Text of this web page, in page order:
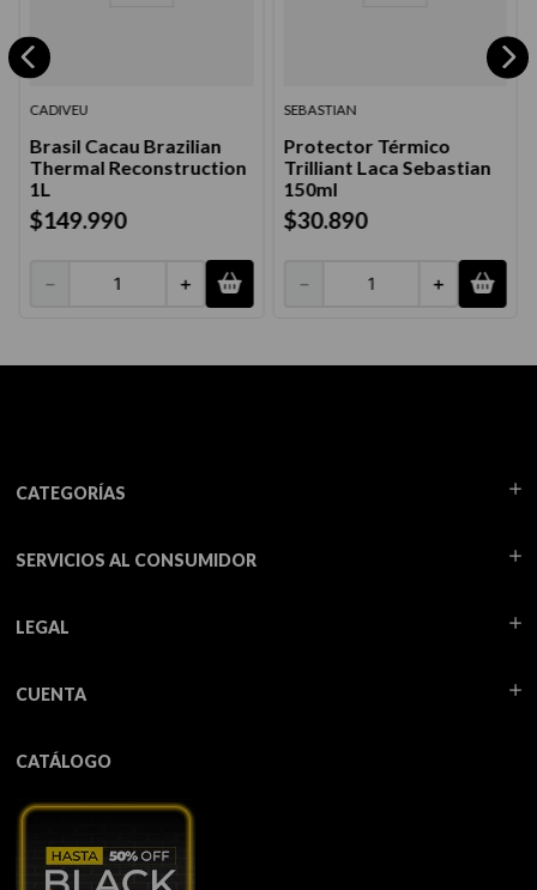
CADIVEU
Brasil Cacau Brazilian
Thermal Reconstruction
1L
$149.990
＋
－
SEBASTIAN
Protector Térmico
Trilliant Laca Sebastian
150ml
$30.890
＋
－
CATEGORÍAS
SERVICIOS AL CONSUMIDOR
LEGAL
CUENTA
CATÁLOGO